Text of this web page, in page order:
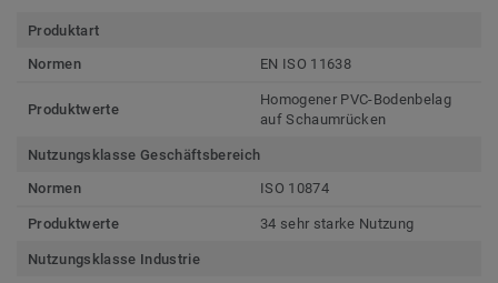
Produktart
Normen
EN ISO 11638
Produktwerte
Homogener PVC-Bodenbelag
auf Schaumrücken
Nutzungsklasse Geschäftsbereich
Normen
ISO 10874
Produktwerte 34 sehr starke Nutzung
Nutzungsklasse Industrie